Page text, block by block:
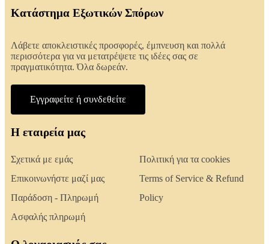
Κατάστημα Εξωτικών Σπόρων
Λάβετε αποκλειστικές προσφορές, έμπνευση και πολλά
περισσότερα για να μετατρέψετε τις ιδέες σας σε
πραγματικότητα. Όλα δωρεάν.
Εγγραφείτε ή συνδεθείτε
Η εταιρεία μας
Σχετικά με εμάς
Επικοινωνήστε μαζί μας
Παράδοση - Πληρωμή
Ασφαλής πληρωμή
Πολιτική για τα cookies
Terms of Service & Refund
Policy